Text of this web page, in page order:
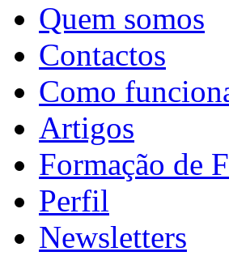
Quem somos
Contactos
Como
Artigos
Formação de
Perfil
Newsletters